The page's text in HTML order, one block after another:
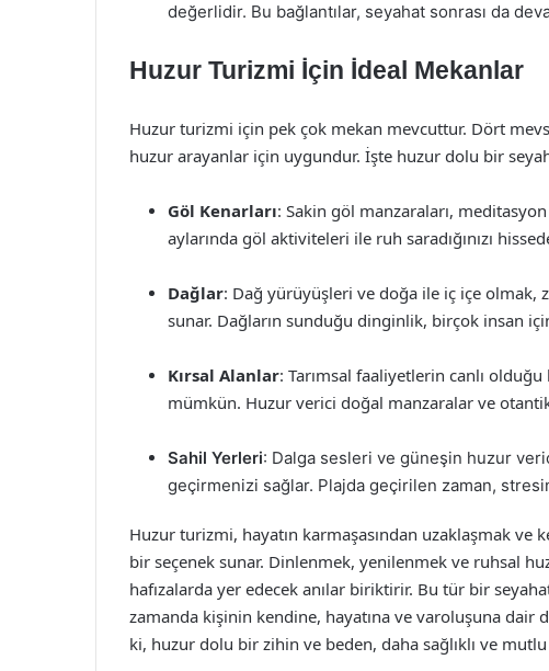
değerlidir. Bu bağlantılar, seyahat sonrası da
Huzur Turizmi İçin İdeal Mekanlar
Huzur turizmi için pek çok mekan mevcuttur. Dört
huzur arayanlar için uygundur. İşte huzur dolu bir
Göl Kenarları: Sakin göl manzaraları,
aylarında göl aktiviteleri ile ruh saradığınızı
Dağlar: Dağ yürüyüşleri ve doğa ile iç içe olmak,
sunar. Dağların sunduğu dinginlik, birçok insan
Kırsal Alanlar: Tarımsal faaliyetlerin canlı
mümkün. Huzur verici doğal manzaralar ve
Sahil Yerleri: Dalga sesleri ve güneşin huzur
geçirmenizi sağlar. Plajda geçirilen zaman,
Huzur turizmi, hayatın karmaşasından uzaklaşmak
bir seçenek sunar. Dinlenmek, yenilenmek ve ruhsal
hafızalarda yer edecek anılar biriktirir. Bu tür bir
zamanda kişinin kendine, hayatına ve varoluşuna dair
ki, huzur dolu bir zihin ve beden, daha sağlıklı ve mutlu